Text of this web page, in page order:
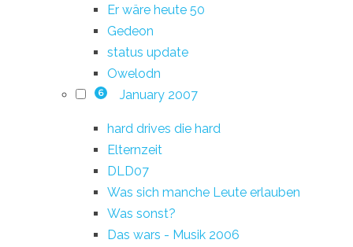
Er wäre heute 50
Gedeon
status update
Owelodn
6 January 2007
hard drives die hard
Elternzeit
DLD07
Was sich manche Leute erlauben
Was sonst?
Das wars - Musik 2006